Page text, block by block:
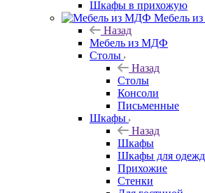
Шкафы в прихожую
Мебель
Назад
Мебель из МДФ
Столы
Назад
Столы
Консоли
Письменные
Шкафы
Назад
Шкафы
Шкафы для
Прихожие
Стенки